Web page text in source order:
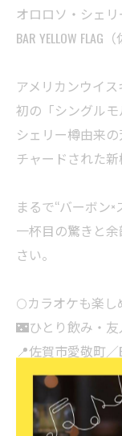
オロロソ・シェ
BAR YELLOW
アメリカンウイス
初の「シングルモ
シェリー樽由来の
チャードされた
まるで“バーボン×
一杯目の驚きと
さい。
🌕カラオケも楽し
🌃ひとり飲み・
📍佐賀市愛敬町／
🕘 21:00〜翌5:00
#佐賀バー #佐賀